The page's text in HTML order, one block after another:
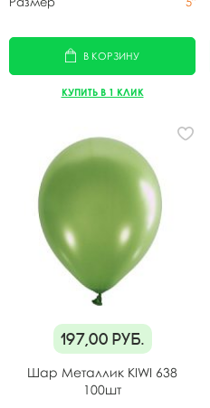
В КОРЗИНУ
КУПИТЬ В 1 КЛИК
197,00 руб.
Шар Металлик KIWI 638
100шт